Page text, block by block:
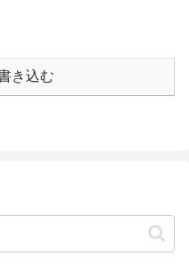
き込む